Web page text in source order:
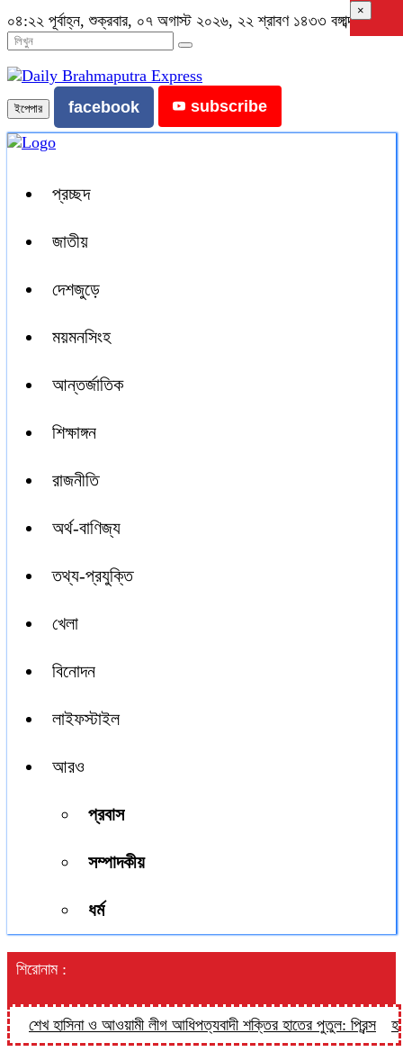
০৪:২২ পূর্বাহ্ন, শুক্রবার, ০৭ অগাস্ট ২০২৬, ২২ শ্রাবণ ১৪৩৩ বঙ্গাব্দ
ইপেপার facebook subscribe
প্রচ্ছদ
জাতীয়
দেশজুড়ে
ময়মনসিংহ
আন্তর্জাতিক
শিক্ষাঙ্গন
রাজনীতি
অর্থ-বাণিজ্য
তথ্য-প্রযুক্তি
খেলা
বিনোদন
লাইফস্টাইল
আরও
প্রবাস
সম্পাদকীয়
ধর্ম
শিরোনাম :
শেখ হাসিনা ও আওয়ামী লীগ আধিপত্যবাদী শক্তির হাতের পুতুল: প্রিন্স
×